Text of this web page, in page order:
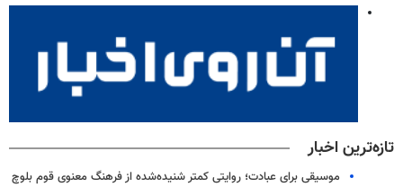
تازه‌ترین اخبار
موسیقی برای عبادت؛ روایتی کمتر شنیده‌شده از فرهنگ معنوی قوم بلوچ